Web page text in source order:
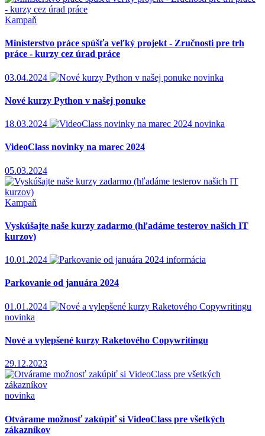
Kampaň
Ministerstvo práce spúšťa veľký projekt - Zručnosti pre trh
práce - kurzy cez úrad práce
03.04.2024 novinka
Nové kurzy Python v našej ponuke
18.03.2024 novinka
VideoClass novinky na marec 2024
05.03.2024
Kampaň
Vyskúšajte naše kurzy zadarmo (hľadáme testerov našich IT
kurzov)
10.01.2024 informácia
Parkovanie od januára 2024
01.01.2024
novinka
Nové a vylepšené kurzy Raketového Copywritingu
29.12.2023
novinka
Otvárame možnosť zakúpiť si VideoClass pre všetkých
zákazníkov